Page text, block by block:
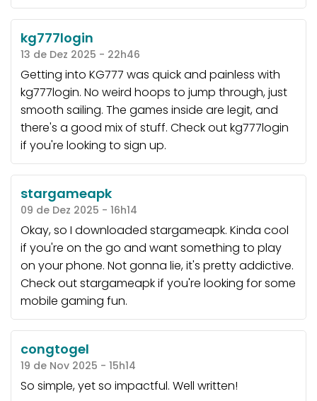
kg777login
13 de Dez 2025 - 22h46
Getting into KG777 was quick and painless with
kg777login. No weird hoops to jump through, just
smooth sailing. The games inside are legit, and
there's a good mix of stuff. Check outkg777login
if you're looking to sign up.
stargameapk
09 de Dez 2025 - 16h14
Okay, so I downloaded stargameapk. Kinda cool
if you're on the go and want something to play
on your phone. Not gonna lie, it's pretty addictive.
Check outstargameapkif you're looking for some
mobile gaming fun.
congtogel
19 de Nov 2025 - 15h14
So simple, yet so impactful. Well written!